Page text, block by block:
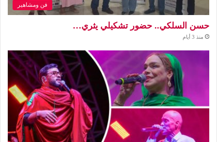
فن ومشاهير
حسن السلكي.. حضور تشكيلي يثري…
منذ 3 أيام